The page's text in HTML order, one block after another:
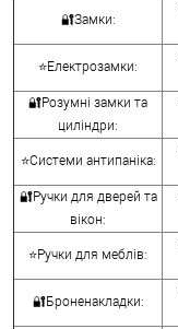
🔐Замки:
⭐Електрозамки:
🔐Розумні замки та
циліндри:
⭐Системи антипаніка:
🔐Ручки для дверей та
вікон:
⭐Ручки для меблів:
🔐Броненакладки: